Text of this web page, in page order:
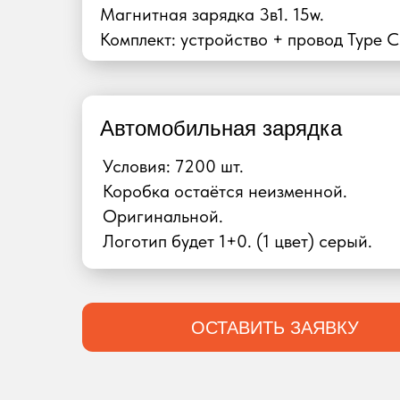
ОСТАВИТЬ ЗАЯВКУ
Магнитная зарядка 3в1. 15w.
Комплект: устройство + провод Type
Автомобильная зарядка
Условия: 7200 шт.
Коробка остаётся неизменной.
Оригинальной.
Логотип будет 1+0. (1 цвет) серый.